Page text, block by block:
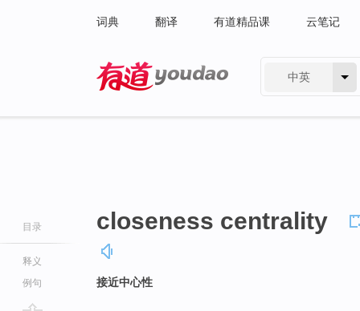
词典 翻译 有道精品课 云笔记
中英
目录
释义
例句
closeness centrality
接近中心性